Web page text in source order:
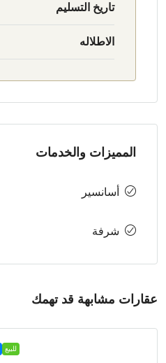
تاريخ التسليم
الاطلاله
المميزات والخدمات
أسانسير
شرفة
عقارات مشابهة قد تهمك
للبيع